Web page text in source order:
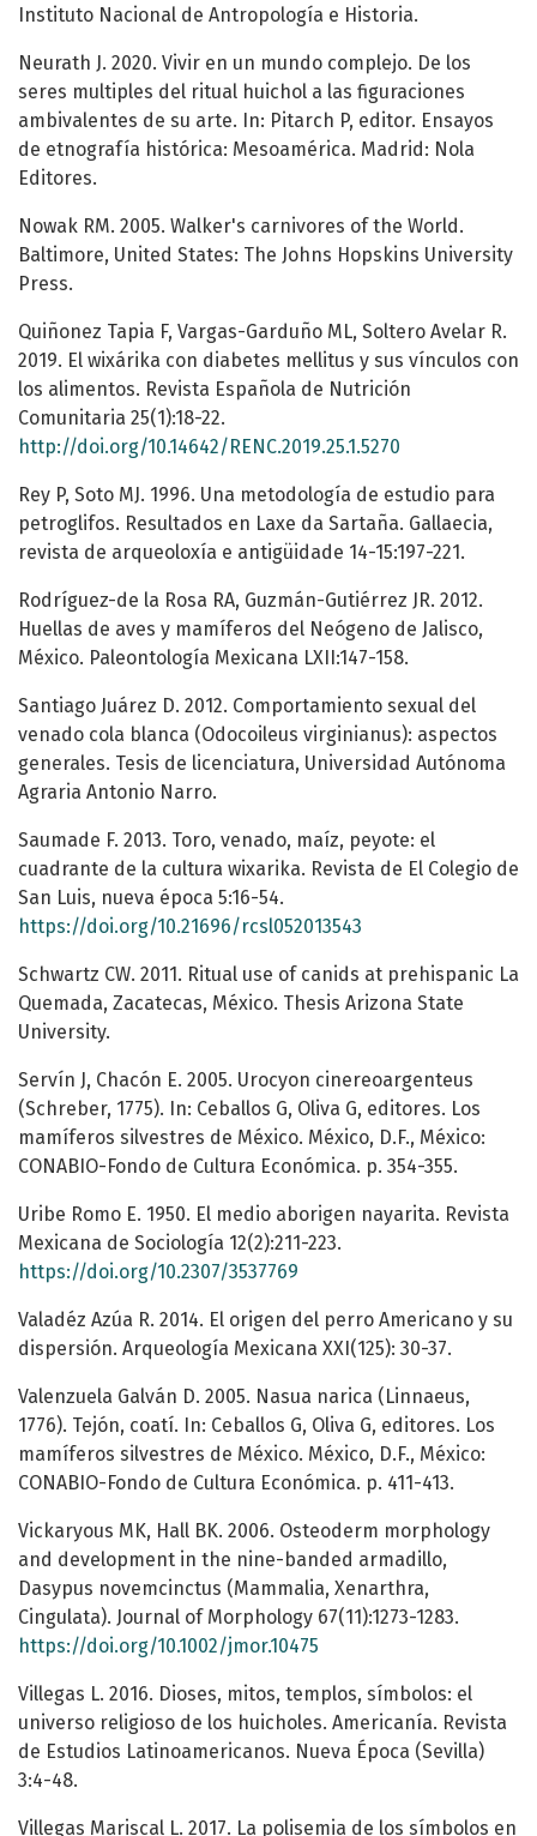
Instituto Nacional de Antropología e Historia.
Neurath J. 2020. Vivir en un mundo complejo. De los
seres multiples del ritual huichol a las figuraciones
ambivalentes de su arte. In: Pitarch P, editor. Ensayos
de etnografía histórica: Mesoamérica. Madrid: Nola
Editores.
Nowak RM. 2005. Walker's carnivores of the World.
Baltimore, United States: The Johns Hopskins University
Press.
Quiñonez Tapia F, Vargas-Garduño ML, Soltero Avelar R.
2019. El wixárika con diabetes mellitus y sus vínculos con
los alimentos. Revista Española de Nutrición
Comunitaria 25(1):18-22.
http://doi.org/10.14642/RENC.2019.25.1.5270
Rey P, Soto MJ. 1996. Una metodología de estudio para
petroglifos. Resultados en Laxe da Sartaña. Gallaecia,
revista de arqueoloxía e antigüidade 14-15:197-221.
Rodríguez-de la Rosa RA, Guzmán-Gutiérrez JR. 2012.
Huellas de aves y mamíferos del Neógeno de Jalisco,
México. Paleontología Mexicana LXII:147-158.
Santiago Juárez D. 2012. Comportamiento sexual del
venado cola blanca (Odocoileus virginianus): aspectos
generales. Tesis de licenciatura, Universidad Autónoma
Agraria Antonio Narro.
Saumade F. 2013. Toro, venado, maíz, peyote: el
cuadrante de la cultura wixarika. Revista de El Colegio de
San Luis, nueva época 5:16-54.
https://doi.org/10.21696/rcsl052013543
Schwartz CW. 2011. Ritual use of canids at prehispanic La
Quemada, Zacatecas, México. Thesis Arizona State
University.
Servín J, Chacón E. 2005. Urocyon cinereoargenteus
(Schreber, 1775). In: Ceballos G, Oliva G, editores. Los
mamíferos silvestres de México. México, D.F., México:
CONABIO-Fondo de Cultura Económica. p. 354-355.
Uribe Romo E. 1950. El medio aborigen nayarita. Revista
Mexicana de Sociología 12(2):211-223.
https://doi.org/10.2307/3537769
Valadéz Azúa R. 2014. El origen del perro Americano y su
dispersión. Arqueología Mexicana XXI(125): 30-37.
Valenzuela Galván D. 2005. Nasua narica (Linnaeus,
1776). Tejón, coatí. In: Ceballos G, Oliva G, editores. Los
mamíferos silvestres de México. México, D.F., México:
CONABIO-Fondo de Cultura Económica. p. 411-413.
Vickaryous MK, Hall BK. 2006. Osteoderm morphology
and development in the nine-banded armadillo,
Dasypus novemcinctus (Mammalia, Xenarthra,
Cingulata). Journal of Morphology 67(11):1273-1283.
https://doi.org/10.1002/jmor.10475
Villegas L. 2016. Dioses, mitos, templos, símbolos: el
universo religioso de los huicholes. Americanía. Revista
de Estudios Latinoamericanos. Nueva Época (Sevilla)
3:4-48.
Villegas Mariscal L. 2017. La polisemia de los símbolos en